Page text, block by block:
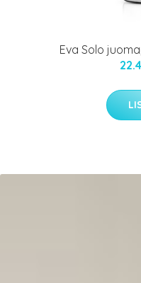
Eva Solo